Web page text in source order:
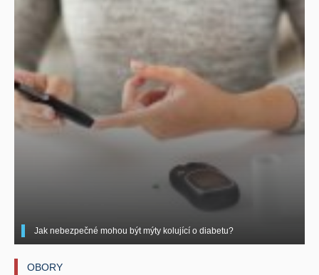
Jak nebezpečné mohou být mýty kolující o diabetu?
OBORY